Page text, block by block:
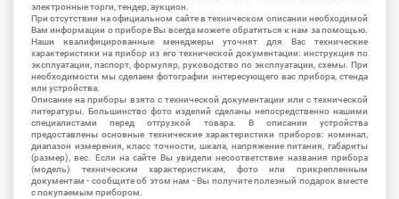
электронные торги, тендер, аукцион.
При отсутствии на официальном сайте в техническом описании необходимой
Вам информации о приборе Вы всегда можете обратиться к нам за помощью.
Наши квалифицированные менеджеры уточнят для Вас технические
характеристики на прибор из его технической документации: инструкция по
эксплуатации, паспорт, формуляр, руководство по эксплуатации, схемы. При
необходимости мы сделаем фотографии интересующего вас прибора, стенда
или устройства.
Описание на приборы взято с технической документации или с технической
литературы. Большинство фото изделий сделаны непосредственно нашими
специалистами перед отгрузкой товара. В описании устройства
предоставлены основные технические характеристики приборов: номинал,
диапазон измерения, класс точности, шкала, напряжение питания, габариты
(размер), вес. Если на сайте Вы увидели несоответствие названия прибора
(модель) техническим характеристикам, фото или прикрепленным
документам - сообщите об этом нам - Вы получите полезный подарок вместе
с покупаемым прибором.